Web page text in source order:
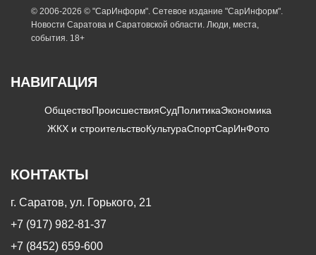
© 2006-2026 © "СарИнформ". Сетевое издание "СарИнформ".
Новости Саратова и Саратовской области. Люди, места,
события. 18+
НАВИГАЦИЯ
ОбществоПроисшествияСудПолитикаЭкономика
ЖКХ и строительствоКультураСпортСарИнФото
КОНТАКТЫ
г. Саратов, ул. Горького, 21
+7 (917) 982-81-37
+7 (8452) 659-600